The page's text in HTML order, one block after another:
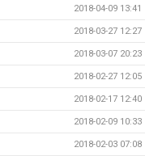
2018-04-09 13:41
2018-03-27 12:27
2018-03-07 20:23
2018-02-27 12:05
2018-02-17 12:40
2018-02-09 10:33
2018-02-03 07:08